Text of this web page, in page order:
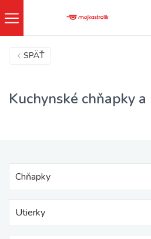
SPÄŤ
Kuchynské chňapky
Chňapky
Utierky